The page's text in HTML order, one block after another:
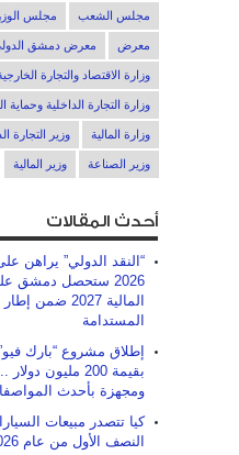
مجلس الشعب مجلس
معرض معرض دمشق
وزارة الاقتصاد والتجارة
وزارة التجارة الداخلية وحماية
وزارة المالية وزير التجارة
وزير الصناعة وزير المالية
أحدث المقالات
2026 ستحصل دمشق
المالية 2027
المستدامة
إطلاق مشروع “بارك
ومجهزة بأحدث
كيا تتصدر مبيعات
النصف الأول من عام 2026